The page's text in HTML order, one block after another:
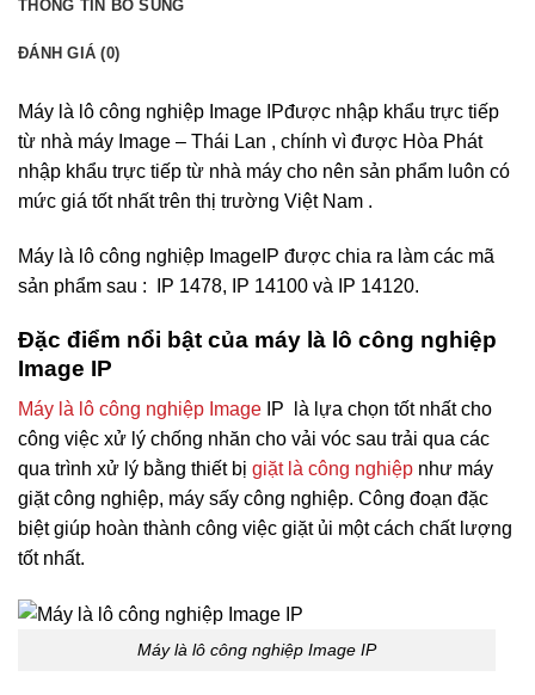
THÔNG TIN BỔ SUNG
ĐÁNH GIÁ (0)
Máy là lô công nghiệp Image IPđược nhập khẩu trực tiếp
từ nhà máy Image – Thái Lan , chính vì được Hòa Phát
nhập khẩu trực tiếp từ nhà máy cho nên sản phẩm luôn có
mức giá tốt nhất trên thị trường Việt Nam .
Máy là lô công nghiệp Image IP được chia ra làm các mã
sản phẩm sau : IP 1478, IP 14100 và IP 14120.
Đặc điểm nổi bật của máy là lô công nghiệp
Image IP
Máy là lô công nghiệp Image IP là lựa chọn tốt nhất cho
công việc xử lý chống nhăn cho vải vóc sau trải qua các
qua trình xử lý bằng thiết bị giặt là công nghiệp như máy
giặt công nghiệp, máy sấy công nghiệp. Công đoạn đặc
biệt giúp hoàn thành công việc giặt ủi một cách chất lượng
tốt nhất.
Máy là lô công nghiệp Image IP